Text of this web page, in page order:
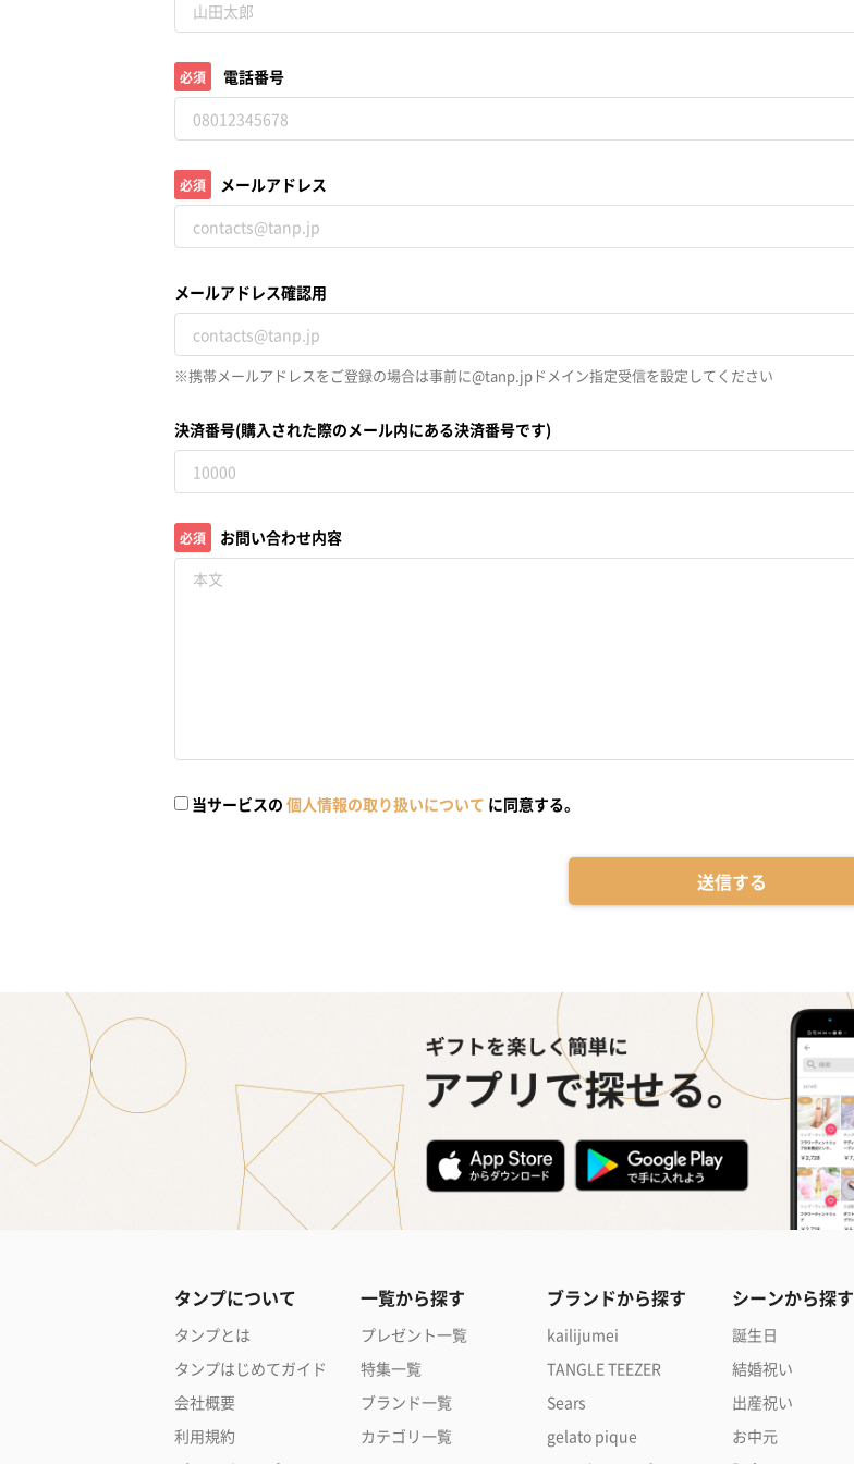
必須 電話番号
必須 メールアドレス
メールアドレス確認用
※携帯メールアドレスをご登録の場合は事前に@tanp.jpドメイン指定受信を設定してください
決済番号(購入された際のメール内にある決済番号です)
必須 お問い合わせ内容
当サービスの 個人情報の取り扱いについて に同意する。
送信する
タンプについて
タンプとは
タンプはじめてガイド
会社概要
利用規約
一覧から探す
プレゼント一覧
特集一覧
ブランド一覧
カテゴリ一覧
ブランドから探す
kailijumei
TANGLE TEEZER
Sears
gelato pique
シーンから探す
誕生日
結婚祝い
出産祝い
お中元